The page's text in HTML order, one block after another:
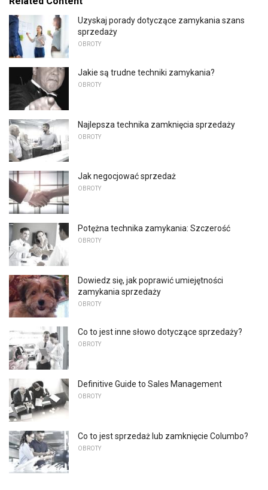
Uzyskaj porady dotyczące zamykania szans
sprzedaży
OBROTY
Jakie są trudne techniki zamykania?
OBROTY
Najlepsza technika zamknięcia sprzedaży
OBROTY
Jak negocjować sprzedaż
OBROTY
Potężna technika zamykania: Szczerość
OBROTY
Dowiedz się, jak poprawić umiejętności
zamykania sprzedaży
OBROTY
Co to jest inne słowo dotyczące sprzedaży?
OBROTY
Definitive Guide to Sales Management
OBROTY
Co to jest sprzedaż lub zamknięcie Columbo?
OBROTY